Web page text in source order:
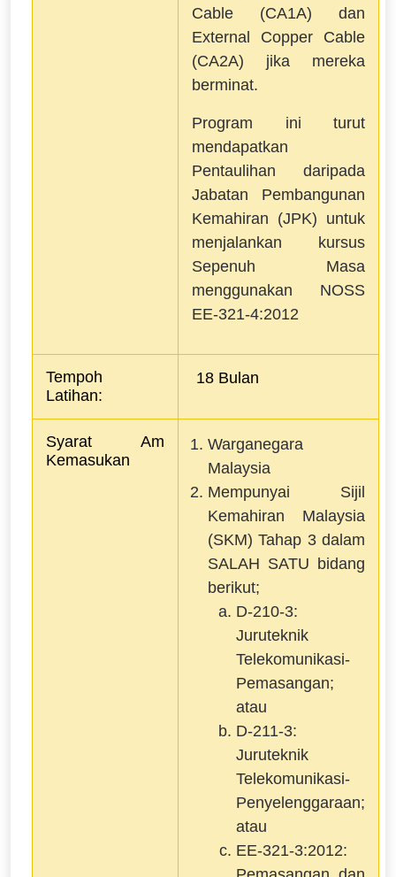
Cable (CA1A) dan
External Copper Cable
(CA2A) jika mereka
berminat.
Program ini turut
mendapatkan
Pentaulihan daripada
Jabatan Pembangunan
Kemahiran (JPK) untuk
menjalankan kursus
Sepenuh Masa
menggunakan NOSS
EE-321-4:2012
Tempoh
Latihan:
18 Bulan
Syarat Am
Kemasukan
Warganegara
Malaysia
Mempunyai Sijil
Kemahiran Malaysia
(SKM) Tahap 3 dalam
SALAH SATU bidang
berikut;
D-210-3:
Juruteknik
Telekomunikasi-
Pemasangan;
atau
D-211-3:
Juruteknik
Telekomunikasi-
Penyelenggaraan;
atau
EE-321-3:2012: